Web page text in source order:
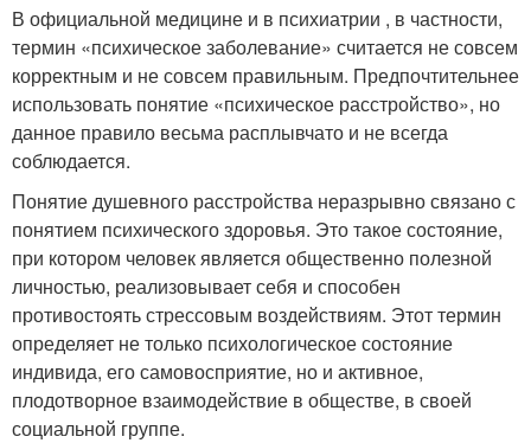
В официальной медицине и в психиатрии , в частности,
термин «психическое заболевание» считается не совсем
корректным и не совсем правильным. Предпочтительнее
использовать понятие «психическое расстройство», но
данное правило весьма расплывчато и не всегда
соблюдается.
Понятие душевного расстройства неразрывно связано с
понятием психического здоровья. Это такое состояние,
при котором человек является общественно полезной
личностью, реализовывает себя и способен
противостоять стрессовым воздействиям. Этот термин
определяет не только психологическое состояние
индивида, его самовосприятие, но и активное,
плодотворное взаимодействие в обществе, в своей
социальной группе.